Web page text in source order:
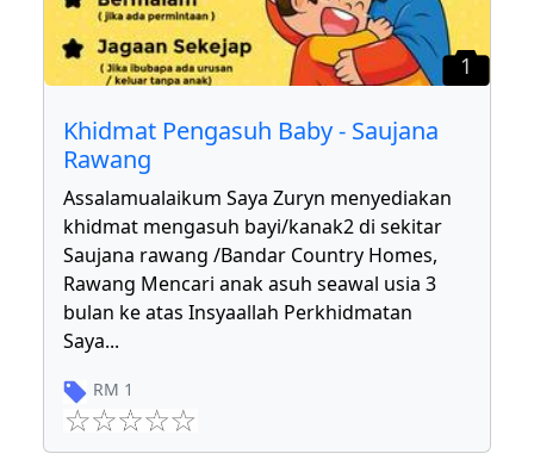
1
Khidmat Pengasuh Baby - Saujana
Rawang
Assalamualaikum Saya Zuryn menyediakan
khidmat mengasuh bayi/kanak2 di sekitar
Saujana rawang /Bandar Country Homes,
Rawang Mencari anak asuh seawal usia 3
bulan ke atas Insyaallah Perkhidmatan
Saya...
RM 1